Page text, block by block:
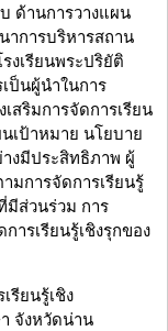
ด้านการวางแผน
การบริหารสถาน
งเรียนพระปริยัติ
ป็นผู้นำในการ
สริมการจัดการเรียน
เป้าหมาย นโยบาย
างมีประสิทธิภาพ ผู้
มการจัดการเรียนรู้
มีส่วนร่วม การ
รเรียนรู้เชิงรุกของ
รียนรู้เชิง
จังหวัดน่าน